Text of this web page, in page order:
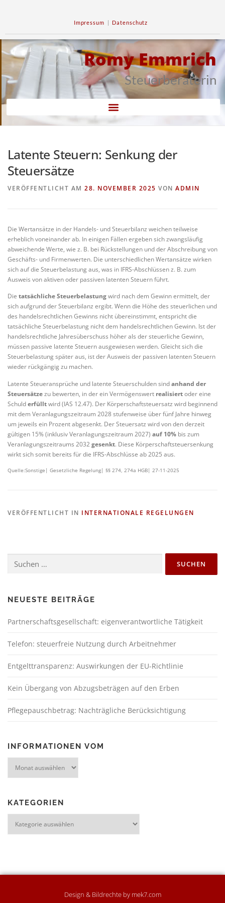
Impressum | Datenschutz
Romy Emmrich
Steuerberaterin
Latente Steuern: Senkung der
Steuersätze
VERÖFFENTLICHT AM 28. NOVEMBER 2025 VON ADMIN
Die Wertansätze in der Handels- und Steuerbilanz weichen teilweise
erheblich voneinander ab. In einigen Fällen ergeben sich zwangsläufig
abweichende Werte, wie z. B. bei Rückstellungen und der Abschreibung von
Geschäfts- und Firmenwerten. Die unterschiedlichen Wertansätze wirken
sich auf die Steuerbelastung aus, was in IFRS-Abschlüssen z. B. zum
Ausweis von aktiven oder passiven latenten Steuern führt.
Die tatsächliche Steuerbelastungwird nach dem Gewinn ermittelt, der
sich aufgrund der Steuerbilanz ergibt. Wenn die Höhe des steuerlichen und
des handelsrechtlichen Gewinns nicht übereinstimmt, entspricht die
tatsächliche Steuerbelastung nicht dem handelsrechtlichen Gewinn. Ist der
handelsrechtliche Jahresüberschuss höher als der steuerliche Gewinn,
müssen passive latente Steuern ausgewiesen werden. Gleicht sich die
Steuerbelastung später aus, ist der Ausweis der passiven latenten Steuern
wieder rückgängig zu machen.
Latente Steueransprüche und latente Steuerschulden sindanhand der
Steuersätzezu bewerten, in der ein Vermögenswert realisiertoder eine
Schulderfülltwird (IAS 12.47). Der Körperschaftsteuersatz wird beginnend
mit dem Veranlagungszeitraum 2028 stufenweise über fünf Jahre hinweg
um jeweils ein Prozent abgesenkt. Der Steuersatz wird von den derzeit
gültigen 15% (inklusiv Veranlagungszeitraum 2027) auf 10% bis zum
Veranlagungszeitraums 2032gesenkt. Diese Körperschaftsteuersenkung
wirkt sich somit bereits für die IFRS-Abschlüsse ab 2025 aus.
Quelle:Sonstige| Gesetzliche Regelung| §§ 274, 274a HGB| 27-11-2025
VERÖFFENTLICHT IN INTERNATIONALE REGELUNGEN
NEUESTE BEITRÄGE
Partnerschaftsgesellschaft: eigenverantwortliche Tätigkeit
Telefon: steuerfreie Nutzung durch Arbeitnehmer
Entgelttransparenz: Auswirkungen der EU-Richtlinie
Kein Übergang von Abzugsbeträgen auf den Erben
Pflegepauschbetrag: Nachträgliche Berücksichtigung
INFORMATIONEN VOM
KATEGORIEN
Design & Bildrechte by mek7.com